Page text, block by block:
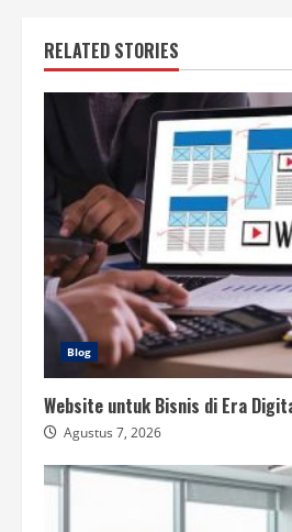
RELATED STORIES
Blog
Website untuk Bisnis di Era
Agustus 7, 2026